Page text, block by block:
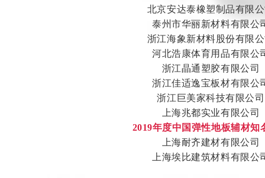
北京安达泰橡塑制品有限
泰州市华丽新材料有限公
浙江海象新材料股份有限
河北浩康体育用品有限公
浙江晶通塑胶有限公司
浙江佳适逸宝板材有限公
浙江巨美家科技有限公司
上海兆都实业有限公司
2019年度中国弹性地板辅材知
上海耐齐建材有限公司
上海埃比建筑材料有限公